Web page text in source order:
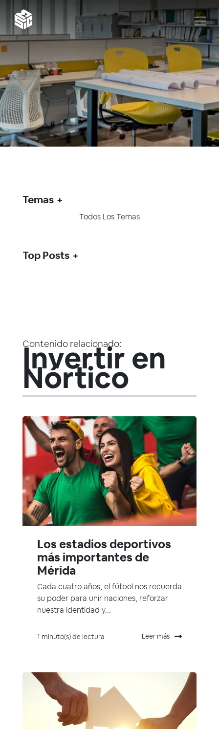
Contenido relacionado:
Invertir en
Nórtico
Los estadios deportivos
más importantes de
Mérida
Cada cuatro años, el fútbol nos recuerda
su poder para unir naciones, reforzar
nuestra identidad y...
1 minuto(s) de lectura Leer más
Temas
Todos Los Temas
Top Posts